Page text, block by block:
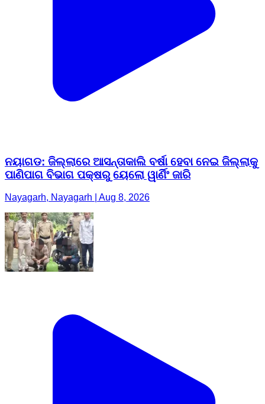
ନୟାଗଡ: ଜିଲ୍ଲାରେ ଆସନ୍ତାକାଲି ବର୍ଷା ହେବା ନେଇ ଜିଲ୍ଲାକୁ
ପାଣିପାଗ ବିଭାଗ ପକ୍ଷରୁ ୟେଲୋ ୱାର୍ଣିଂ ଜାରି
Nayagarh, Nayagarh | Aug 8, 2026